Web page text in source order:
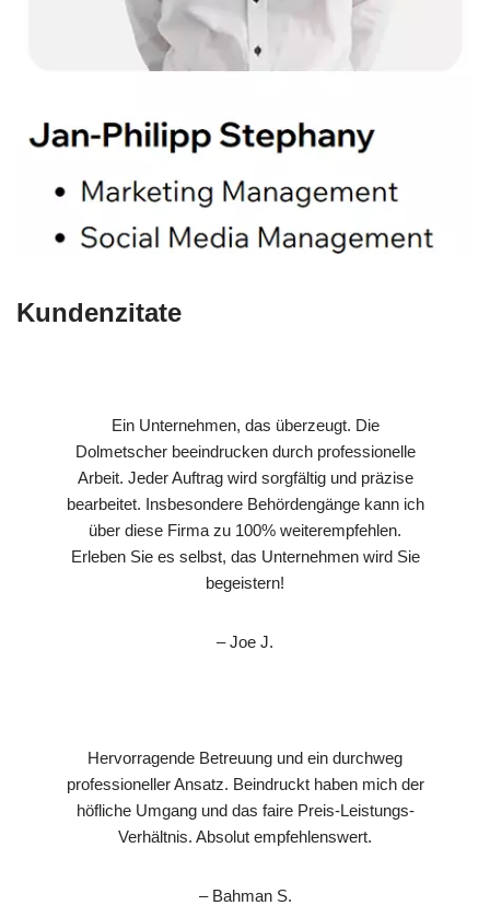
Kundenzitate
Ein Unternehmen, das überzeugt. Die
Dolmetscher beeindrucken durch professionelle
Arbeit. Jeder Auftrag wird sorgfältig und präzise
bearbeitet. Insbesondere Behördengänge kann ich
über diese Firma zu 100% weiterempfehlen.
Erleben Sie es selbst, das Unternehmen wird Sie
begeistern!
– Joe J.
Hervorragende Betreuung und ein durchweg
professioneller Ansatz. Beindruckt haben mich der
höfliche Umgang und das faire Preis-Leistungs-
Verhältnis. Absolut empfehlenswert.
– Bahman S.